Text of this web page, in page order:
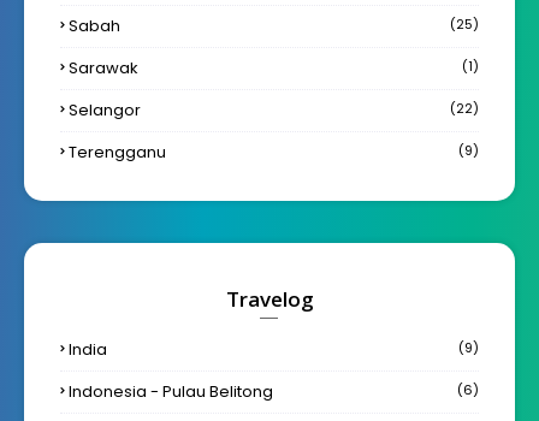
Sabah (25)
Sarawak (1)
Selangor (22)
Terengganu (9)
Travelog
India (9)
Indonesia - Pulau Belitong (6)